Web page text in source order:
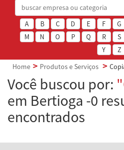
A B C D E F G
M
N O P Q R S
Y
Z
Home
Produtos e Serviços
Você buscou por:
em Bertioga -0
encontrados